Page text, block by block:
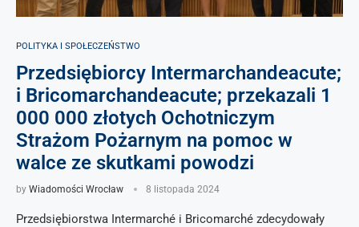
POLITYKA I SPOŁECZEŃSTWO
Przedsiębiorcy Intermarchandeacute;
i Bricomarchandeacute; przekazali 1
000 000 złotych Ochotniczym
Strażom Pożarnym na pomoc w
walce ze skutkami powodzi
by Wiadomości Wrocław 8 listopada 2024
Przedsiębiorstwa Intermarché i Bricomarché zdecydowały